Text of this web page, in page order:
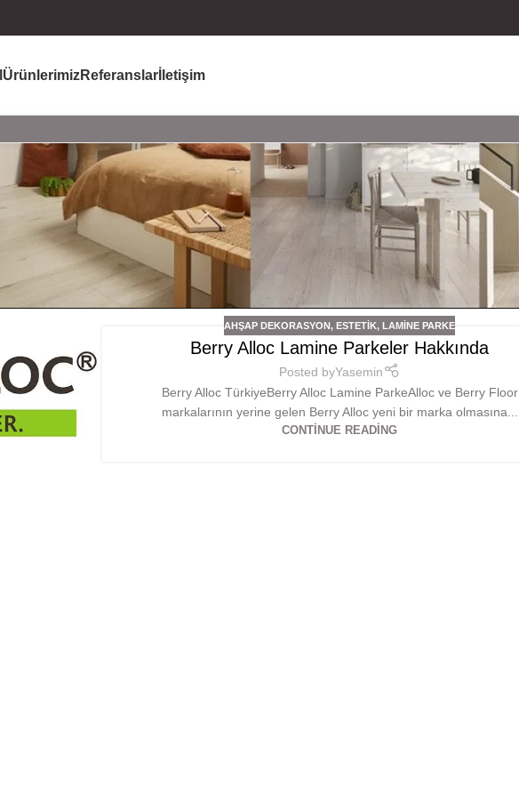
ÜrünlerimizReferanslar İletişim
AHŞAP DEKORASYON,ESTETIK,LAMINE PARKE
Berry Alloc Lamine Parkeler Hakkında
Posted byYasemin
Berry Alloc TürkiyeBerry Alloc Lamine ParkeAlloc ve Berry Floor
markalarının yerine gelen Berry Alloc yeni bir marka olmasına...
CONTINUE READING